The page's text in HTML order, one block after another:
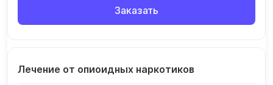
Заказать
Лечение от опиоидных наркотиков